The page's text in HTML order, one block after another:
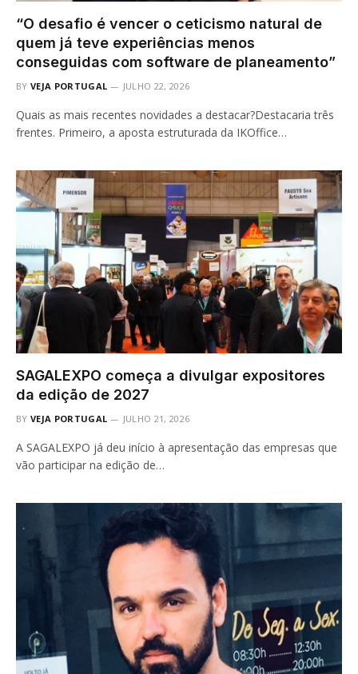
“O desafio é vencer o ceticismo natural de
quem já teve experiências menos
conseguidas com software de planeamento”
BY VEJA PORTUGAL JULHO 22, 2026
Quais as mais recentes novidades a destacar?Destacaria três
frentes. Primeiro, a aposta estruturada da IKOffice…
SAGALEXPO começa a divulgar expositores
da edição de 2027
BY VEJA PORTUGAL JULHO 21, 2026
A SAGALEXPO já deu início à apresentação das empresas que
vão participar na edição de…